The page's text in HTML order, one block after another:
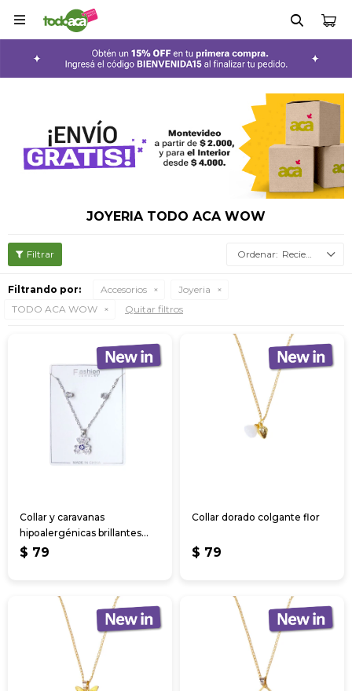

JOYERIA TODO ACA WOW
Recientes
Filtrando por: Accesorios
Joyeria
TODO ACA WOW
Quitar filtros
Collar y caravanas
hipoalergénicas brillantes
2pcs
$ 79
Collar dorado colgante flor
$ 79